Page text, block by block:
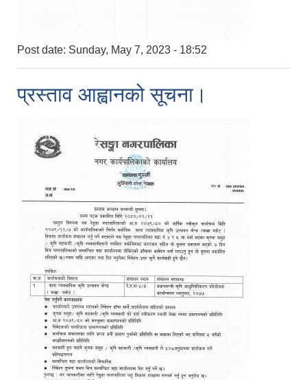
Post date: Sunday, May 7, 2023 - 18:52
प्रस्ताव आह्वानको सूचना।